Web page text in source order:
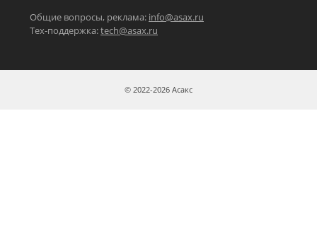
Общие вопросы, реклама: info@asax.ru
Тех-поддержка:tech@asax.ru
© 2022-2026 Асакс